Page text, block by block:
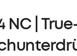
NC |